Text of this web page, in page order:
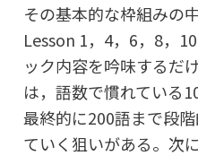
その基本的な枠組みの中
Lesson 1，4，6，8，
ック内容を吟味するだ
は，語数で慣れている
最終的に200語まで段
ていく狙いがある。次